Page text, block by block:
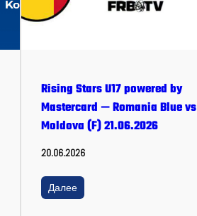
Rising Stars U17 powered by
Mastercard — Romania Blue vs
Moldova (F) 21.06.2026
20.06.2026
Далее